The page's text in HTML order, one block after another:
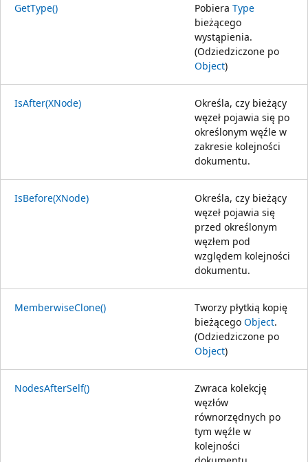
GetType() Pobiera Type
bieżącego
wystąpienia.
(Odziedziczone po
Object)
IsAfter(XNode)
Określa, czy bieżący
węzeł pojawia się po
określonym węźle w
zakresie kolejności
dokumentu.
IsBefore(XNode)
Określa, czy bieżący
węzeł pojawia się
przed określonym
węzłem pod
względem kolejności
dokumentu.
MemberwiseClone()
Tworzy płytkią kopię
bieżącego Object.
(Odziedziczone po
Object)
NodesAfterSelf()
Zwraca kolekcję
węzłów
równorzędnych po
tym węźle w
kolejności